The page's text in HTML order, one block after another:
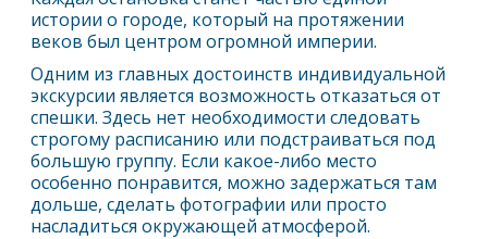
истории о городе, который на протяжении
веков был центром огромной империи.
Одним из главных достоинств индивидуальной
экскурсии является возможность отказаться от
спешки. Здесь нет необходимости следовать
строгому расписанию или подстраиваться под
большую группу. Если какое-либо место
особенно понравится, можно задержаться там
дольше, сделать фотографии или просто
насладиться окружающей атмосферой.